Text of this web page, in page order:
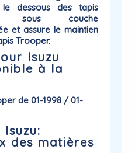
dessous des tapis
sous couche
et assure le maintien
Trooper.
Isuzu
à la
de 01-1998 / 01-
des matières